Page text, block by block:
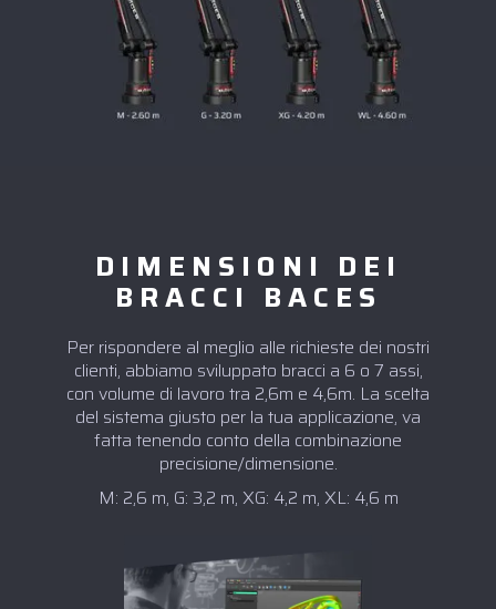
DIMENSIONI DEI
BRACCI BACES
Per rispondere al meglio alle richieste dei nostri
clienti, abbiamo sviluppato bracci a 6 o 7 assi,
con volume di lavoro tra 2,6m e 4,6m. La scelta
del sistema giusto per la tua applicazione, va
fatta tenendo conto della combinazione
precisione/dimensione.
M: 2,6 m, G: 3,2 m, XG: 4,2 m, XL: 4,6 m